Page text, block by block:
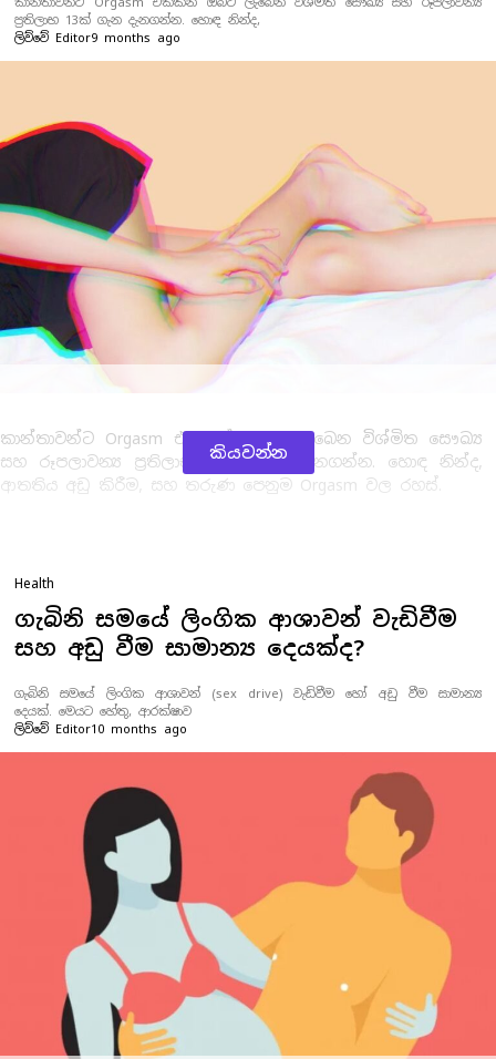
ප්‍රතිලාභ 13ක් ගැන දැනගන්න. හොඳ නින්ද,
ලිව්වේ Editor9 months ago
කාන්තාවන්ට Orgasm එකකින් ඔබට ලැබෙන විශ්මිත සෞඛ්‍ය
සහ රූපලාවන්‍ය ප්‍රතිලාභ 13ක් ගැන දැනගන්න. හොඳ නින්ද,
ආතතිය අඩු කිරීම, සහ තරුණ පෙනුම Orgasm වල රහස්.
කියවන්න
Health
ගැබිනි සමයේ ලිංගික ආශාවන් වැඩිවීම
සහ අඩු වීම සාමාන්‍ය දෙයක්ද?
ගැබිනි සමයේ ලිංගික ආශාවන් (sex drive) වැඩිවීම හෝ අඩු වීම සාමාන්‍ය
දෙයක්. මෙයට හේතු, ආරක්ෂාව
ලිව්වේ Editor10 months ago